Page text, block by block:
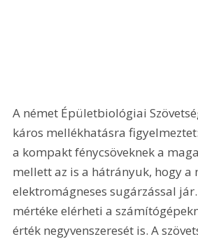
A német Épületbiológiai
káros mellékhatásra
a kompakt fénycsöveknek a
mellett az is a hátrányuk, hogy a
elektromágneses sugárzással
mértéke elérheti a
érték negyvenszeresét is. A